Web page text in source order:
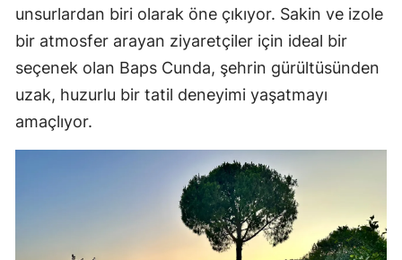
unsurlardan biri olarak öne çıkıyor. Sakin ve izole
bir atmosfer arayan ziyaretçiler için ideal bir
seçenek olan Baps Cunda, şehrin gürültüsünden
uzak, huzurlu bir tatil deneyimi yaşatmayı
amaçlıyor.